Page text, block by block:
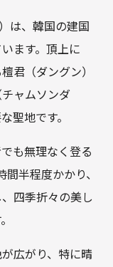
は、韓国の建国
ます。頂上に
君（ダングン）
ャムソンダ
聖地です。
も無理なく登る
半程度かかり、
四季折々の美し
広がり、特に晴